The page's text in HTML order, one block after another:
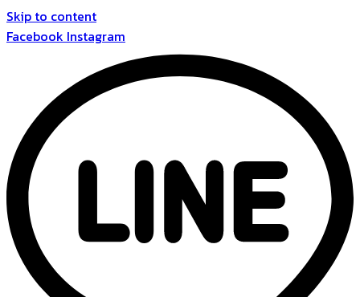
Skip to content
Facebook Instagram